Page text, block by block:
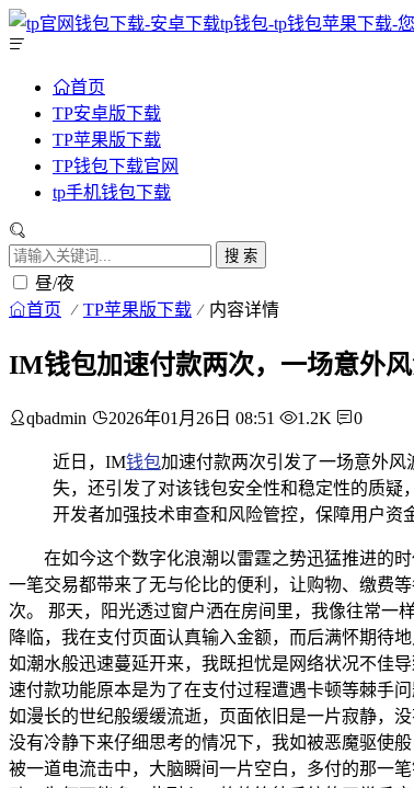
首页
TP安卓版下载
TP苹果版下载
TP钱包下载官网
tp手机钱包下载
搜 索
昼/夜
首页 TP苹果版下载 内容详情
IM钱包加速付款两次，一场意外
qbadmin 2026年01月26日 08:51 1.2K 0
近日，IM钱包加速付款两次引发了一场意外风
失，还引发了对该钱包安全性和稳定性的质
开发者加强技术审查和风险管控，保障用户资
在如今这个数字化浪潮以雷霆之势迅猛推进的
一笔交易都带来了无与伦比的便利，让购物、缴费
次。 那天，阳光透过窗户洒在房间里，我像往常一
降临，我在支付页面认真输入金额，而后满怀期待
如潮水般迅速蔓延开来，我既担忧是网络状况不佳
速付款功能原本是为了在支付过程遭遇卡顿等棘手
如漫长的世纪般缓缓流逝，页面依旧是一片寂静，
没有冷静下来仔细思考的情况下，我如被恶魔驱使
被一道电流击中，大脑瞬间一片空白，多付的那一